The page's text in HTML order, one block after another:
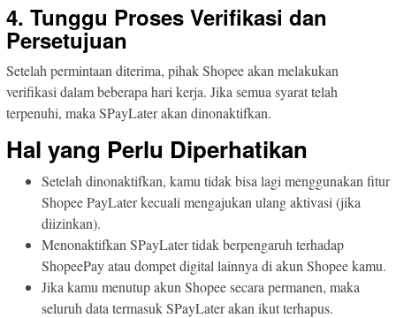
4. Tunggu Proses Verifikasi dan
Persetujuan
Setelah permintaan diterima, pihak Shopee akan melakukan
verifikasi dalam beberapa hari kerja. Jika semua syarat telah
terpenuhi, maka SPayLater akan dinonaktifkan.
Hal yang Perlu Diperhatikan
Setelah dinonaktifkan, kamu tidak bisa lagi menggunakan fitur
Shopee PayLater kecuali mengajukan ulang aktivasi (jika
diizinkan).
Menonaktifkan SPayLater tidak berpengaruh terhadap
ShopeePay atau dompet digital lainnya di akun Shopee kamu.
Jika kamu menutup akun Shopee secara permanen, maka
seluruh data termasuk SPayLater akan ikut terhapus.